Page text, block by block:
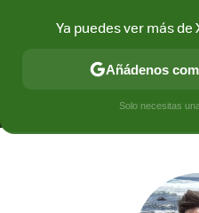
MÓVIL Y
Ya puedes ver más
Añádenos
Solo necesitas